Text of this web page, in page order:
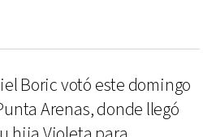
Boric votó este domingo
Arenas, donde llegó